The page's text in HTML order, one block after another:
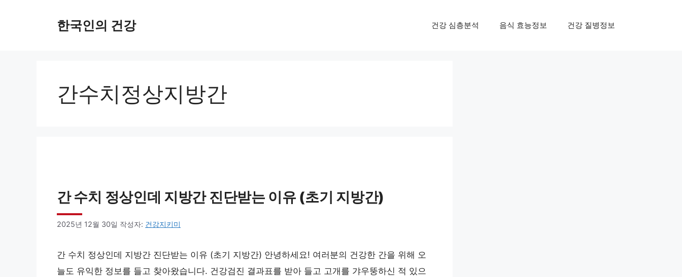
한국인의 건강 건강 심층분석 음식 효능정보 건강 질병정보
간수치정상지방간
간 수치 정상인데 지방간 진단받는 이유 (초기 지방간)
2025년 12월 30일 작성자: 건강지키미
간 수치 정상인데 지방간 진단받는 이유 (초기 지방간) 안녕하세요! 여러분의 건강한 간을 위해 오
늘도 유익한 정보를 들고 찾아왔습니다. 건강검진 결과표를 받아 들고 고개를 갸우뚱하신 적 있으